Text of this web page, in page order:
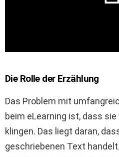
Die Rolle der Erzählung
Das Problem mit
beim eLearning ist, dass
klingen. Das liegt daran,
geschriebenen Text